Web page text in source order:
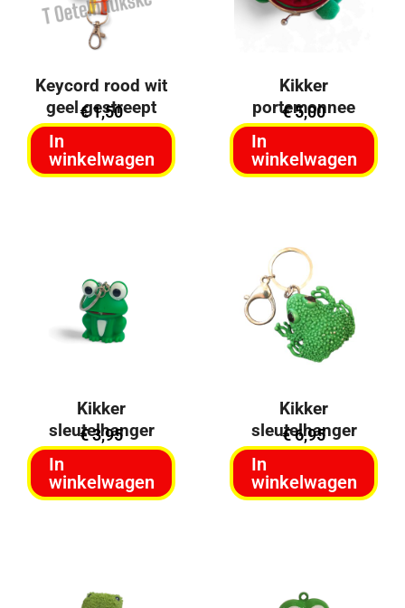
Keycord rood wit
geel gestreept
€1,50
In
winkelwagen
Kikker
portemonnee
€5,00
In
winkelwagen
Kikker
sleutelhanger
€3,95
In
winkelwagen
Kikker
sleutelhanger
€6,95
In
winkelwagen